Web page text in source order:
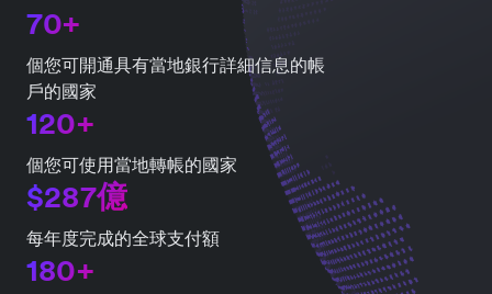
70+
個您可開通具有當地銀行詳細信息的帳
戶的國家
120+
個您可使用當地轉帳的國家
$287億
每年度完成的全球支付額
180+